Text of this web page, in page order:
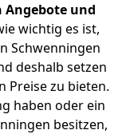
Angebote und
wichtig es ist,
Schwenningen
deshalb setzen
Preise zu bieten.
haben oder ein
besitzen,